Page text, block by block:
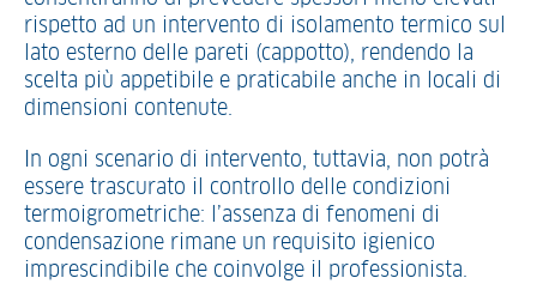
rispetto ad un intervento di isolamento termico sul
lato esterno delle pareti (cappotto), rendendo la
scelta più appetibile e praticabile anche in locali di
dimensioni contenute.
In ogni scenario di intervento, tuttavia, non potrà
essere trascurato il controllo delle condizioni
termoigrometriche: l’assenza di fenomeni di
condensazione rimane un requisito igienico
imprescindibile che coinvolge il professionista.